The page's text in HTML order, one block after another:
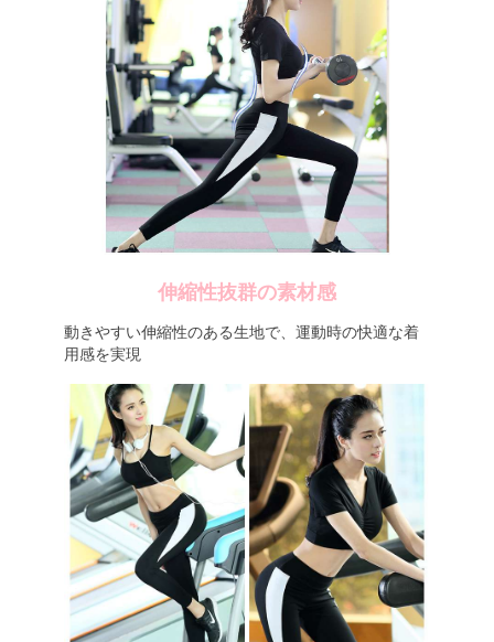
伸縮性抜群の素材感
動きやすい伸縮性のある生地で、運動時の快適な着
用感を実現